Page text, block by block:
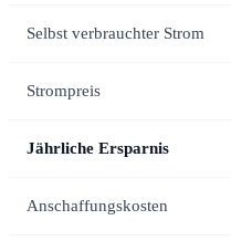
Selbst verbrauchter Strom
Strompreis
Jährliche Ersparnis
Anschaffungskosten